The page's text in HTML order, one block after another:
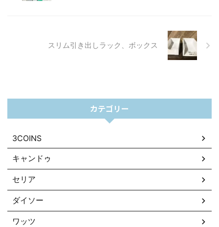
スリム引き出しラック、ボックス
カテゴリー
3COINS
キャンドゥ
セリア
ダイソー
ワッツ